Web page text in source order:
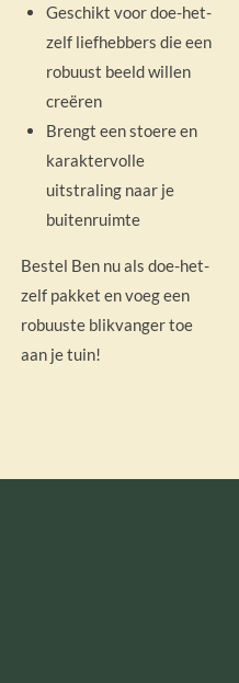
Geschikt voor doe-het-
zelf liefhebbers die een
robuust beeld willen
creëren
Brengt een stoere en
karaktervolle
uitstraling naar je
buitenruimte
Bestel Ben nu als doe-het-
zelf pakket en voeg een
robuuste blikvanger toe
aan je tuin!